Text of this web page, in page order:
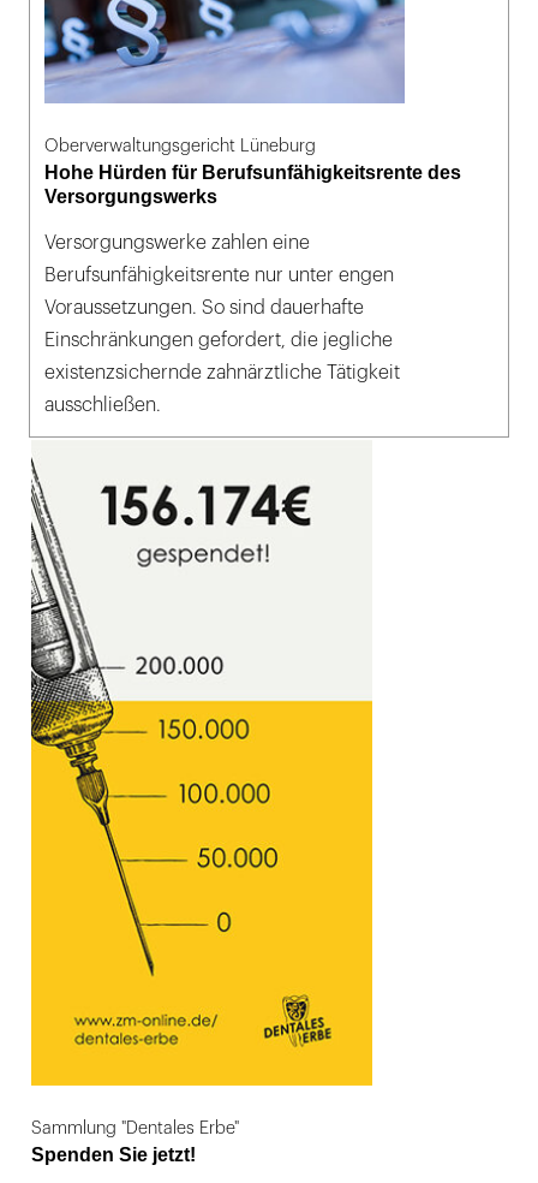
Oberverwaltungsgericht Lüneburg
Hohe Hürden für Berufsunfähigkeitsrente des
Versorgungswerks
Versorgungswerke zahlen eine
Berufsunfähigkeitsrente nur unter engen
Voraussetzungen. So sind dauerhafte
Einschränkungen gefordert, die jegliche
existenzsichernde zahnärztliche Tätigkeit
ausschließen.
Sammlung "Dentales Erbe"
Spenden Sie jetzt!